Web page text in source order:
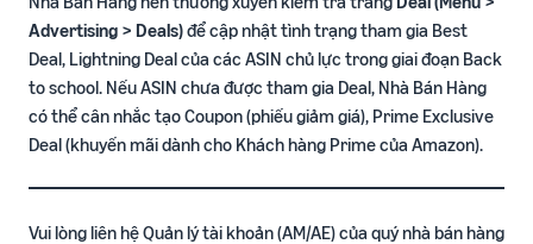
Advertising > Deals)để cập nhật tình trạng tham gia Best
Deal, Lightning Deal của các ASIN chủ lực trong giai đoạn Back
to school. Nếu ASIN chưa được tham gia Deal, Nhà Bán Hàng
có thể cân nhắc tạo Coupon (phiếu giảm giá), Prime Exclusive
Deal (khuyến mãi dành cho Khách hàng Prime của Amazon).
Vui lòng liên hệ Quản lý tài khoản (AM/AE) của quý nhà bán hàng